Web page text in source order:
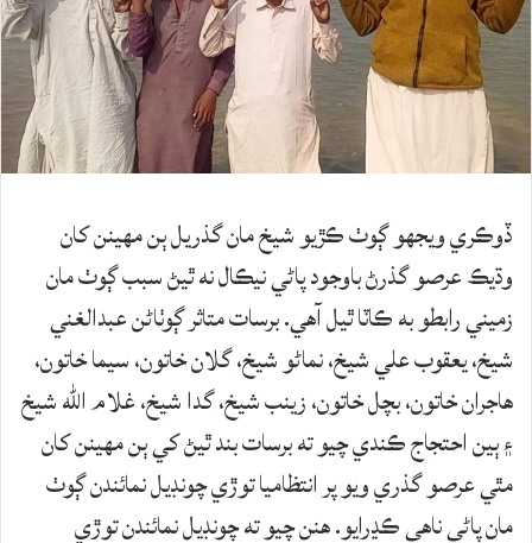
ڏوڪري ويجهو ڳوٺ ڪڙيو شيخ مان گذريل ٻن مهينن کان
وڌيڪ عرصو گذرڻ باوجود پاڻي نيڪال نه ٿيڻ سبب ڳوٺ مان
زميني رابطو به ڪاٽا ٿيل آھي. برسات متاثر ڳوٺاڻن عبدالغني
شيخ، يعقوب علي شيخ، نماڻو شيخ، گلان خاتون، سيما خاتون،
هاجران خاتون، بچل خاتون، زينب شيخ، گدا شيخ، غلام الله شيخ
۽ ٻين احتجاج ڪندي چيو ته برسات بند ٿيڻ کي ٻن مهينن کان
مٿي عرصو گذري ويو پر انتظاميا توڙي چونڊيل نمائندن ڳوٺ
مان پاڻي ناهي ڪڍرايو. هنن چيو ته چونڊيل نمائندن توڙي